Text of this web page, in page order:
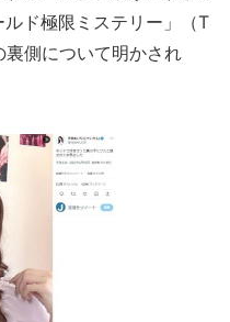
ド極限ミステリー」（T
側について明かされ